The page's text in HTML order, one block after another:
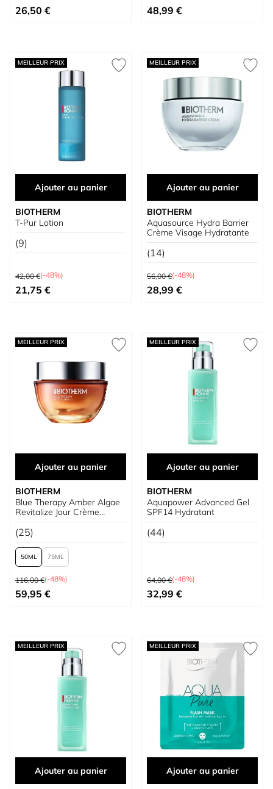
Prix spécial
26,50 €
Prix spécial
48,99 €
MEILLEUR PRIX
Ajouter au panier
BIOTHERM
T-Pur Lotion
(9)
Prix normal
42,00 €(-48%)
Prix spécial
21,75 €
MEILLEUR PRIX
Ajouter au panier
BIOTHERM
Aquasource Hydra Barrier
Crème Visage Hydratante
(14)
Prix normal
56,00 €(-48%)
Prix spécial
28,99 €
MEILLEUR PRIX
Ajouter au panier
BIOTHERM
Blue Therapy Amber Algae
Revitalize Jour Crème
Revitalisante
(25)
50 75
Prix normal
116,00 €(-48%)
À partir de
59,95 €
MEILLEUR PRIX
Ajouter au panier
BIOTHERM
Aquapower Advanced Gel
SPF14 Hydratant
(44)
Prix normal
64,00 €(-48%)
Prix spécial
32,99 €
MEILLEUR PRIX
Ajouter au panier
MEILLEUR PRIX
Ajouter au panier